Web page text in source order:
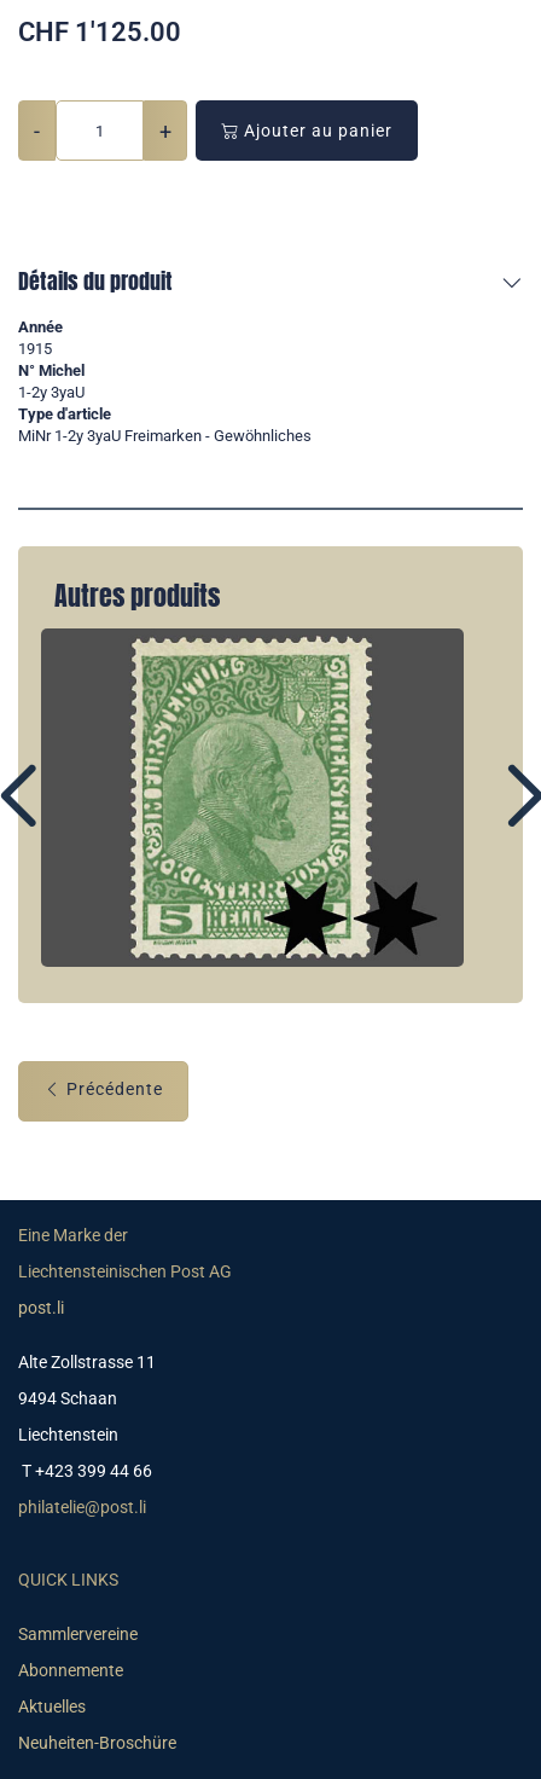
CHF 1'125.00
- + Ajouter au panier
Détails du produit
Année
1915
N° Michel
1-2y 3yaU
Type d'article
MiNr 1-2y 3yaU Freimarken - Gewöhnliches
Autres produits
Précédente
Eine Marke der
Liechtensteinischen Post AG
post.li
Alte Zollstrasse 11
9494 Schaan
Liechtenstein
T +423 399 44 66
philatelie@post.li
QUICK LINKS
Sammlervereine
Abonnemente
Aktuelles
Neuheiten-Broschüre